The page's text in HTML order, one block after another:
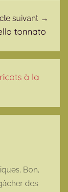
suivant
tonnato
à la
Bon,
des